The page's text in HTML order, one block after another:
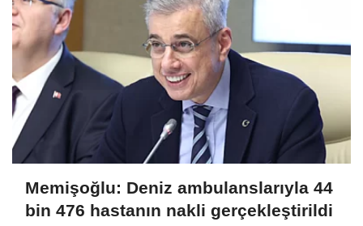
Memişoğlu: Deniz ambulanslarıyla 44
bin 476 hastanın nakli gerçekleştirildi